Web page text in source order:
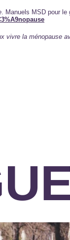
. Manuels MSD pour le
vivre la ménopause